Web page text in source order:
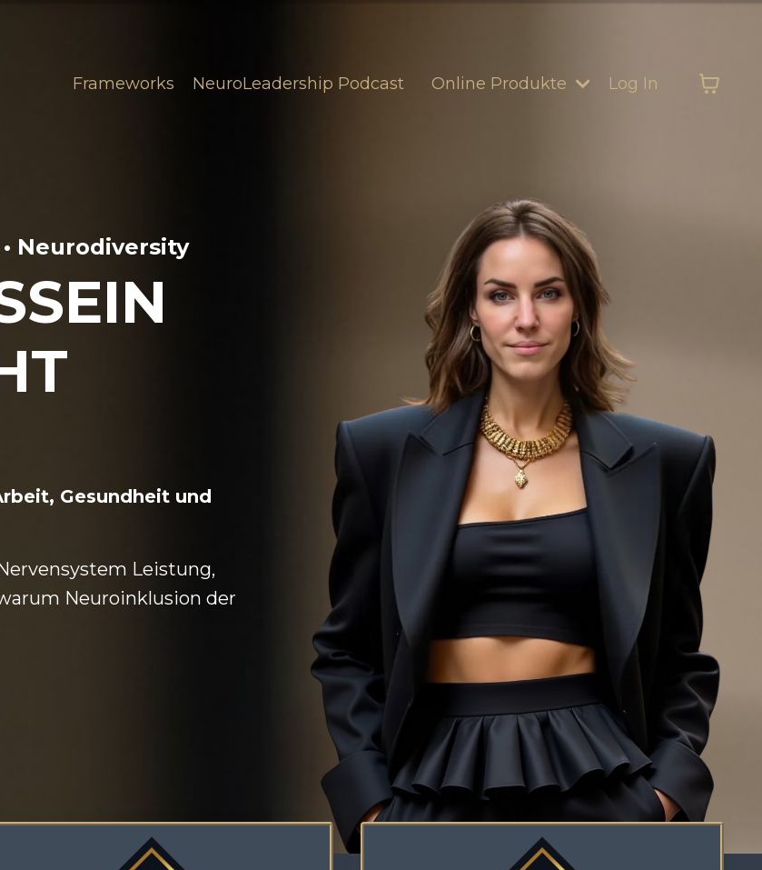
Frameworks NeuroLeadership Podcast Online Produkte Log In
Neurodiversity
Gesundheit und
Leistung,
Neuroinklusion der